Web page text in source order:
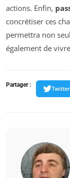
actions. Enfin,
concrétiser ces
permettra non
également de
Partager :
Twitter